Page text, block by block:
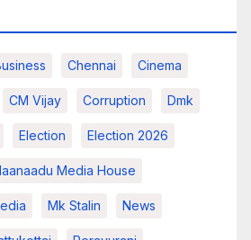
Chennai Cinema
CM Vijay Corruption Dmk
Election Election 2026
Media House
Mk Stalin News